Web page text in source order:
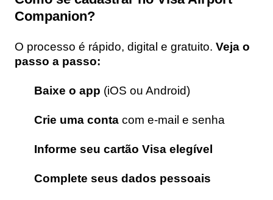
Companion?
O processo é rápido, digital e gratuito. Veja o
passo a passo:
Baixe o app (iOS ou Android)
Crie uma conta com e-mail e senha
Informe seu cartão Visa elegível
Complete seus dados pessoais